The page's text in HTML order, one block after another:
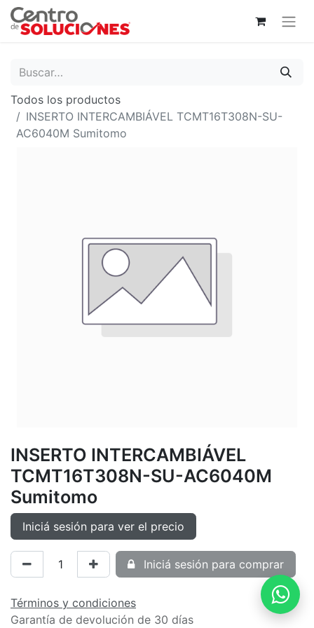
Todos los productos
INSERTO INTERCAMBIÁVEL TCMT16T308N-SU-
AC6040M Sumitomo
INSERTO INTERCAMBIÁVEL
TCMT16T308N-SU-AC6040M
Sumitomo
Iniciá sesión para ver el precio
Iniciá sesión para comprar
Términos y condiciones
Garantía de devolución de 30 días